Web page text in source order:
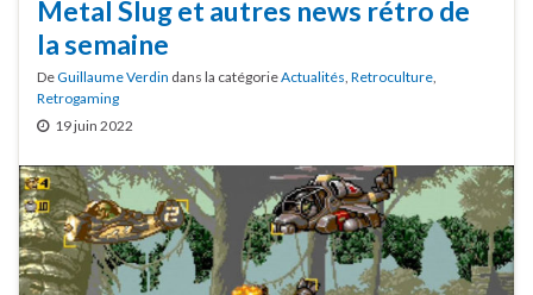
Metal Slug et autres news rétro de
la semaine
DeGuillaume Verdin dans la catégorieActualités, Retroculture,
Retrogaming
19 juin 2022